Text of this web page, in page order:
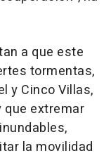
a que este
tormentas,
y Cinco Villas,
que extremar
la movilidad